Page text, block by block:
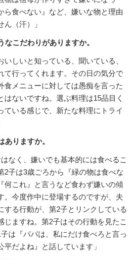
ら食べない』など、嫌いな物と理由
（汗）」
こだわりがありますか。
しいと知っている、聞いている、
て行ってくれます。その日の気分で
食メニューに対しては愚痴を言った
はないですね。選ぶ料理は15品目く
ている感じで、新たな料理にトライ
りますか。
なく、嫌いでも基本的には食べるこ
2子は3歳ごろから『緑の物は食べな
何これ』と言うなど食わず嫌いの傾
。今度作中に登場するのですが、夫
する行動が、第2子とリンクしている
じますね。第2子はその行動を見たこ
は『パパは、私にだけ食べろと言っ
だよね』と話しています」